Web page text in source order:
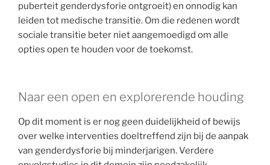
puberteit genderdysforie ontgroeit) en onnodig kan
leiden tot medische transitie. Om die redenen wordt
sociale transitie beter niet aangemoedigd om alle
opties open te houden voor de toekomst.
Naar een open en explorerende houding
Op dit moment is er nog geen duidelijkheid of bewijs
over welke interventies doeltreffend zijn bij de aanpak
van genderdysforie bij minderjarigen. Verdere